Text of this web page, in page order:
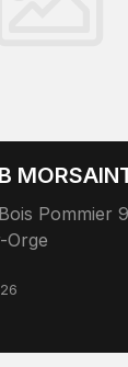
Pommier
Orge